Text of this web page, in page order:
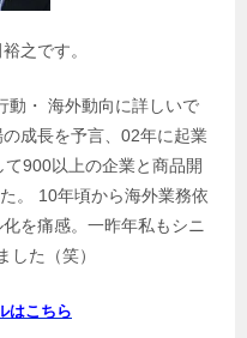
之です。
動・ 海外動向に詳しいで
成長を予言、02年に起業
900以上の企業と商品開
。 10年頃から海外業務依
を痛感。一昨年私もシニ
した（笑）
はこちら